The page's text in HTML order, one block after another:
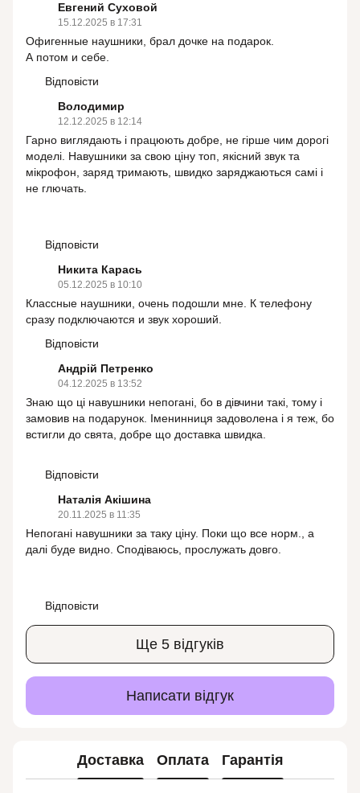
Евгений Суховой
15.12.2025 в 17:31
Офигенные наушники, брал дочке на подарок.
А потом и себе.
Відповісти
Володимир
12.12.2025 в 12:14
Гарно виглядають і працюють добре, не гірше чим дорогі
моделі. Навушники за свою ціну топ, якісний звук та
мікрофон, заряд тримають, швидко заряджаються самі і
не глючать.
Відповісти
Никита Карась
05.12.2025 в 10:10
Классные наушники, очень подошли мне. К телефону
сразу подключаются и звук хороший.
Відповісти
Андрій Петренко
04.12.2025 в 13:52
Знаю що ці навушники непогані, бо в дівчини такі, тому і
замовив на подарунок. Іменинниця задоволена і я теж, бо
встигли до свята, добре що доставка швидка.
Відповісти
Наталія Акішина
20.11.2025 в 11:35
Непогані навушники за таку ціну. Поки що все норм., а
далі буде видно. Сподіваюсь, прослужать довго.
Відповісти
Ще 5 відгуків
Написати відгук
Доставка Оплата Гарантія